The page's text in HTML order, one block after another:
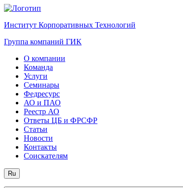
Институт Корпоративных Технологий
Группа компаний ГИК
О компании
Команда
Услуги
Семинары
Федресурс
АО и ПАО
Реестр АО
Ответы ЦБ и ФРСФР
Статьи
Новости
Контакты
Соискателям
Ru